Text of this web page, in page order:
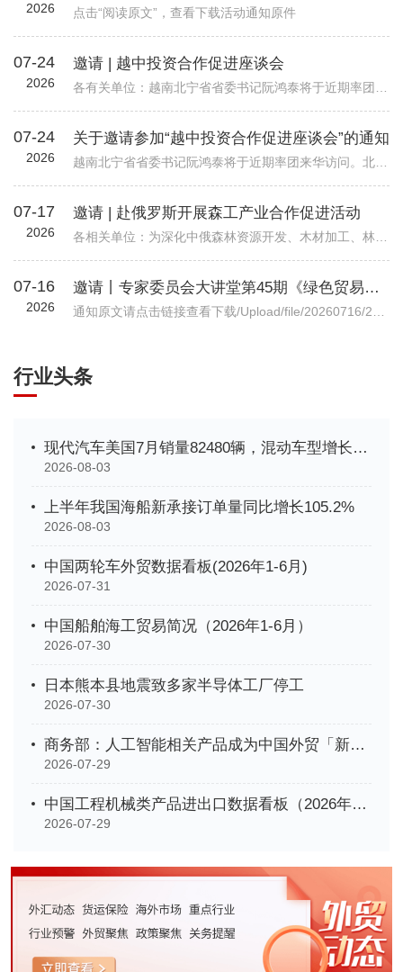
2026 点击“阅读原文”，查看下载活动通知原件
07-24
2026
邀请 | 越中投资合作促进座谈会
07-24
2026
关于邀请参加“越中投资合作促进座谈会”的通知
07-17
2026
邀请 | 赴俄罗斯开展森工产业合作促进活动
07-16
2026
邀请丨专家委员会大讲堂第45期《绿色贸易时代下的企业碳管理升级路径—从合规到竞争力》公益讲座
行业头条
现代汽车美国7月销量82480辆，混动车型增长35%创新高
2026-08-03
上半年我国海船新承接订单量同比增长105.2%
2026-08-03
中国两轮车外贸数据看板(2026年1-6月)
2026-07-31
中国船舶海工贸易简况（2026年1-6月）
2026-07-30
日本熊本县地震致多家半导体工厂停工
2026-07-30
商务部：人工智能相关产品成为中国外贸「新名片」
2026-07-29
中国工程机械类产品进出口数据看板（2026年1-6月）
2026-07-29